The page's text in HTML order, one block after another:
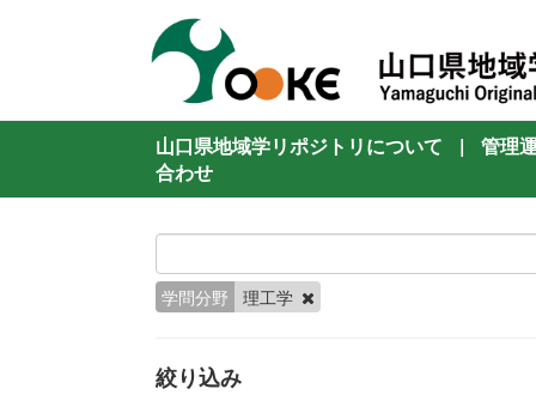
山口県地域学リポジトリについて |
管理
合わせ
学問分野 理工学
絞り込み